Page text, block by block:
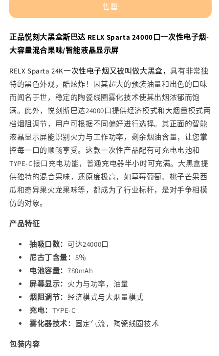
巴
达
RELX
Sparta
口
一
次
性
电
子
烟-
大
容
量
混
果
味/
智
能
的
巴
达
RELX
Sparta
口
一
次
性
电
子
烟-
大
容
量
味/
智
能
液
晶
可
用
不
用
不
用
不
用
售罄
正品悦刻大黑盒斯巴达 RELX Sparta 24000口一次性电子烟-
大容量混合果味/智能液晶显示屏
RELX Sparta 24K一次性电子烟又被叫做大黑盒，具有非常独
特的黑色外观，酷炫炸！因其超大的预装油量和出色的口味
而闻名于世，稳定的陶瓷线圈雾化技术使其出烟浓郁而饱
满。此外，悦刻斯巴达24000口提供经济模式和大烟量模式两
档烟阻调节，用户可根据不同偏好进行选择。其正面的智能
液晶显示屏能识别火力与工作功率，剩余烟油含量，让您掌
控每一口的顺畅享受。这款一次性产品配有可充电电池和
TYPE-C接口充电功能，普通充电器半小时可充满。大黑盒提
供独特的混合果味，还原度极高，如草莓葡萄、桃子芒果西
瓜和奇异果火龙果味等，都成为了行业标杆，是对手争相模
仿的对象。
产品特征
抽吸口数： 可达24000口
尼古丁含量： 5％
电池容量： 780mAh
屏幕显示： 火力与功率，油量
烟阻调节： 经济模式与大烟量模式
充电： TYPE-C
雾化器技术：
固定气流，陶瓷线圈技术
包装内容